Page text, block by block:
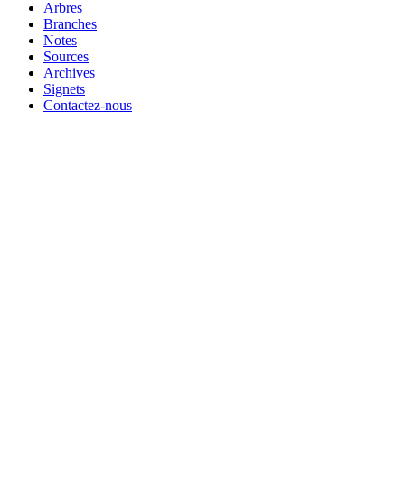
Arbres
Branches
Notes
Sources
Archives
Signets
Contactez-nous